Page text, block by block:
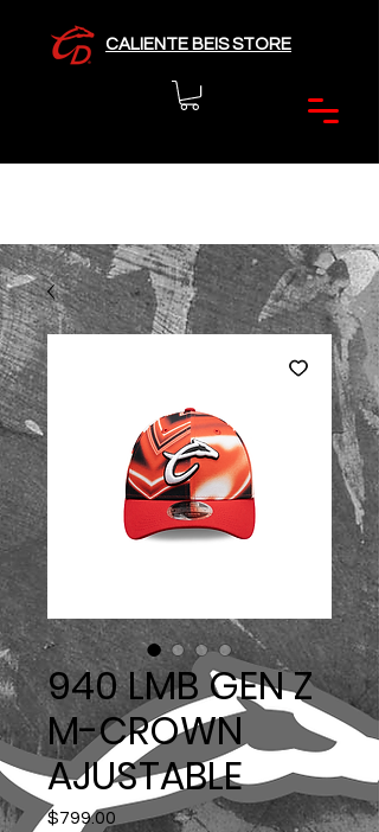
CALIENTE BEIS STORE
940 LMB GEN Z
M-CROWN
AJUSTABLE
$799.00 Precio